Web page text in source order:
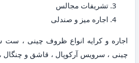
تشریفات مجالس
اجاره میز و صندلی
اجاره و کرایه انواع ظروف چینی ،
چینی ، سرویس آرکوپال ، قاشق و چنگال